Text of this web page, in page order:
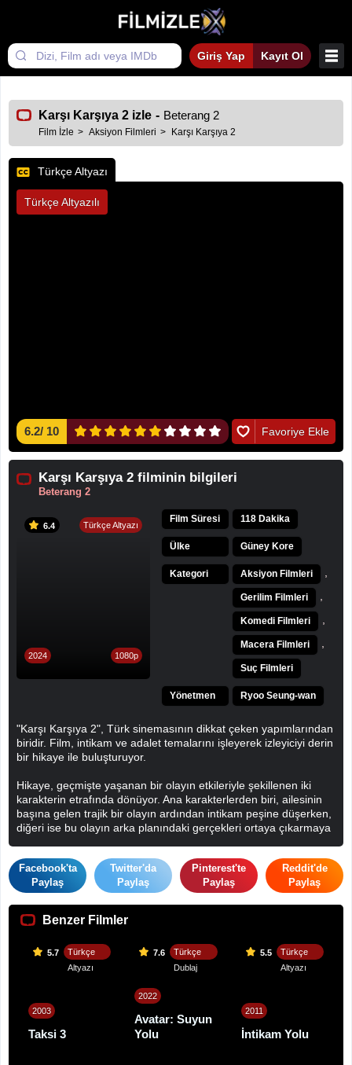
Giriş Yap Kayıt Ol
Karşı Karşıya 2 izle - Beterang 2
Film İzle Aksiyon Filmleri Karşı Karşıya 2
Türkçe Altyazı
Türkçe Altyazılı
6.2/ 10 Favoriye Ekle
Karşı Karşıya 2 filminin bilgileri
Beterang 2
6.4 Türkçe Altyazı
2024 1080p
Film Süresi 118 Dakika
Ülke Güney Kore
Kategori Aksiyon Filmleri
Gerilim Filmleri
Komedi Filmleri
Macera Filmleri
Suç Filmleri
Yönetmen Ryoo Seung-wan
"Karşı Karşıya 2", Türk sinemasının dikkat çeken yapımlarından
biridir. Film, intikam ve adalet temalarını işleyerek izleyiciyi derin
bir hikaye ile buluşturuyor.
Hikaye, geçmişte yaşanan bir olayın etkileriyle şekillenen iki
karakterin etrafında dönüyor. Ana karakterlerden biri, ailesinin
başına gelen trajik bir olayın ardından intikam peşine düşerken,
diğeri ise bu olayın arka planındaki gerçekleri ortaya çıkarmaya
çatışmalar hem de daha büyük bir adalet arayışı devreye
giriyor.
çekiyor. İzleyiciyi sürekli bir merak içinde tutarak, karakterlerin
içsel çatışmalarını ve seçimlerini derinlemesine inceliyor. Sonuç
zamanda insan doğasının karanlık yönlerini de sorgulayan bir
yapım olarak öne çıkıyor.
Facebook'ta
Paylaş
Twitter'da
Paylaş
Pinterest'te
Paylaş
Reddit'de
Paylaş
Benzer Filmler
5.7
Türkçe
Altyazı
2003
Taksi 3
7.6
Türkçe
Dublaj
2022
Avatar: Suyun
Yolu
5.5
Türkçe
Altyazı
2011
İntikam Yolu